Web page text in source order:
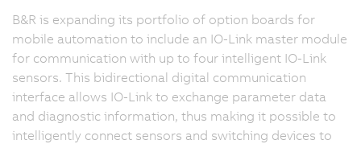
B&R is expanding its portfolio of option boards for
mobile automation to include an IO-Link master module
for communication with up to four intelligent IO-Link
sensors. This bidirectional digital communication
interface allows IO-Link to exchange parameter data
and diagnostic information, thus making it possible to
intelligently connect sensors and switching devices to